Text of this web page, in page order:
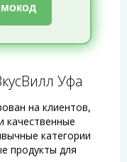
Уфа
на клиентов,
качественные
категории
продукты для